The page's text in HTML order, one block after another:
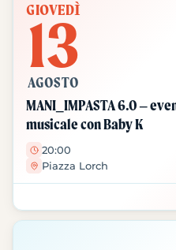
GIOVEDÌ
13
AGOSTO
MANI_IMPASTA 6.0 –
musicale con Baby K
20:00
Piazza Lorch